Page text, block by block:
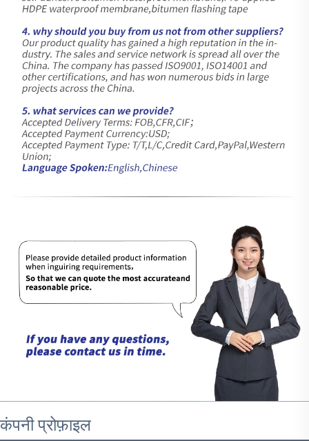
कंपनी प्रोफ़ाइल